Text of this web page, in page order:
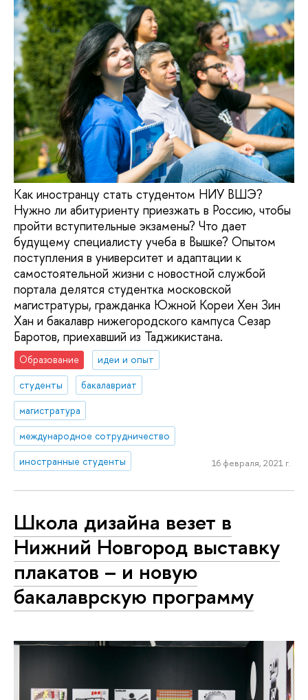
Как иностранцу стать студентом НИУ ВШЭ?
Нужно ли абитуриенту приезжать в Россию, чтобы
пройти вступительные экзамены? Что дает
будущему специалисту учеба в Вышке? Опытом
поступления в университет и адаптации к
самостоятельной жизни с новостной службой
портала делятся студентка московской
магистратуры, гражданка Южной Кореи Хен Зин
Хан и бакалавр нижегородского кампуса Сезар
Баротов, приехавший из Таджикистана.
Образование
идеи и опыт
студенты
бакалавриат
магистратура
международное сотрудничество
иностранные студенты
16 февраля, 2021 г.
Школа дизайна везет в
Нижний Новгород выставку
плакатов – и новую
бакалаврскую программу